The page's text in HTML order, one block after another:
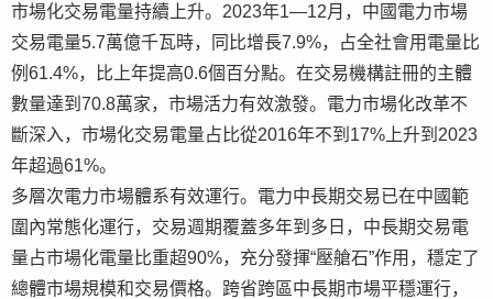
市場化交易電量持續上升。2023年1—12月，中國電力市場
交易電量5.7萬億千瓦時，同比增長7.9%，占全社會用電量比
例61.4%，比上年提高0.6個百分點。在交易機構註冊的主體
數量達到70.8萬家，市場活力有效激發。電力市場化改革不
斷深入，市場化交易電量占比從2016年不到17%上升到2023
年超過61%。
多層次電力市場體系有效運行。電力中長期交易已在中國範
圍內常態化運行，交易週期覆蓋多年到多日，中長期交易電
量占市場化電量比重超90%，充分發揮“壓艙石”作用，穩定了
總體市場規模和交易價格。跨省跨區中長期市場平穩運行，